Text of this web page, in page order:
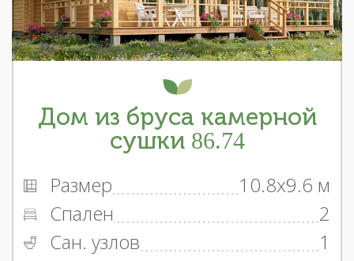
Дом из бруса камерной
сушки 86.74
Размер
10.8x9.6 м
Спален
2
Сан. узлов
1